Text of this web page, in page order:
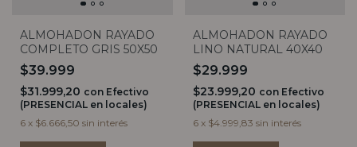
ALMOHADON RAYADO
COMPLETO GRIS 50X50
$39.999
$31.999,20 con Efectivo
(PRESENCIAL en locales)
6 x $6.666,50 sin interés
ALMOHADON RAYADO
LINO NATURAL 40X40
$29.999
$23.999,20 con Efectivo
(PRESENCIAL en locales)
6 x $4.999,83 sin interés